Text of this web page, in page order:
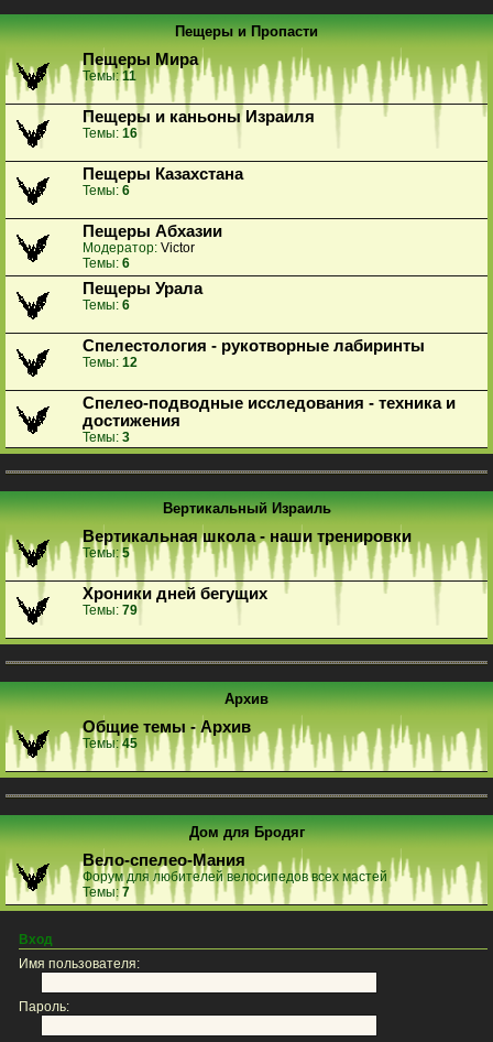
Пещеры и Пропасти
Пещеры Мира
Темы:11
Пещеры и каньоны Израиля
Темы: 16
Пещеры Казахстана
Темы: 6
Пещеры Абхазии
Модератор: Victor
Темы: 6
Пещеры Урала
Темы: 6
Спелестология - рукотворные лабиринты
Темы: 12
Спелео-подводные исследования - техника и
достижения
Темы: 3
Вертикальный Израиль
Вертикальная школа - наши тренировки
Темы:5
Хроники дней бегущих
Темы: 79
Архив
Общие темы - Архив
Темы:45
Дом для Бродяг
Вело-спелео-Мания
Форум для любителей велосипедов всех мастей
Темы:7
Вход
Имя пользователя:
Пароль: